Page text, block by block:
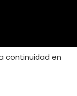
continuidad en